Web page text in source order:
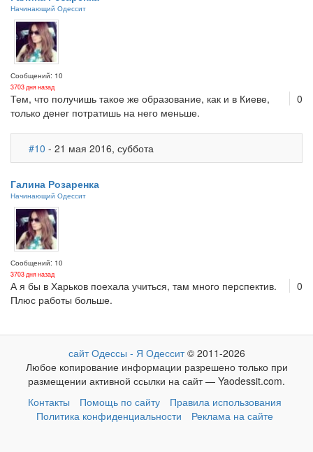
Начинающий Одессит
Сообщений: 10
3703 дня назад
0
Тем, что получишь такое же образование, как и в Киеве,
только денег потратишь на него меньше.
#10 - 21 мая 2016, суббота
Галина Розаренка
Начинающий Одессит
Сообщений: 10
3703 дня назад
0
А я бы в Харьков поехала учиться, там много перспектив.
Плюс работы больше.
сайт Одессы - Я Одессит© 2011-2026
Любое копирование информации разрешено только при
размещении активной ссылки на сайт — Yaodessit.com.
Контакты
Помощь по сайту
Правила использования
Политика конфиденциальности
Реклама на сайте